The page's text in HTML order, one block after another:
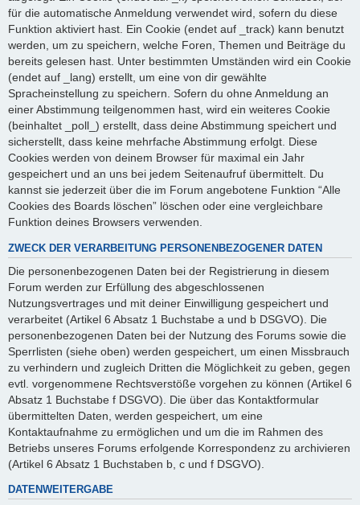
für die automatische Anmeldung verwendet wird, sofern du diese
Funktion aktiviert hast. Ein Cookie (endet auf _track) kann benutzt
werden, um zu speichern, welche Foren, Themen und Beiträge du
bereits gelesen hast. Unter bestimmten Umständen wird ein Cookie
(endet auf _lang) erstellt, um eine von dir gewählte
Spracheinstellung zu speichern. Sofern du ohne Anmeldung an
einer Abstimmung teilgenommen hast, wird ein weiteres Cookie
(beinhaltet _poll_) erstellt, dass deine Abstimmung speichert und
sicherstellt, dass keine mehrfache Abstimmung erfolgt. Diese
Cookies werden von deinem Browser für maximal ein Jahr
gespeichert und an uns bei jedem Seitenaufruf übermittelt. Du
kannst sie jederzeit über die im Forum angebotene Funktion “Alle
Cookies des Boards löschen” löschen oder eine vergleichbare
Funktion deines Browsers verwenden.
ZWECK DER VERARBEITUNG PERSONENBEZOGENER DATEN
Die personenbezogenen Daten bei der Registrierung in diesem
Forum werden zur Erfüllung des abgeschlossenen
Nutzungsvertrages und mit deiner Einwilligung gespeichert und
verarbeitet (Artikel 6 Absatz 1 Buchstabe a und b DSGVO). Die
personenbezogenen Daten bei der Nutzung des Forums sowie die
Sperrlisten (siehe oben) werden gespeichert, um einen Missbrauch
zu verhindern und zugleich Dritten die Möglichkeit zu geben, gegen
evtl. vorgenommene Rechtsverstöße vorgehen zu können (Artikel 6
Absatz 1 Buchstabe f DSGVO). Die über das Kontaktformular
übermittelten Daten, werden gespeichert, um eine
Kontaktaufnahme zu ermöglichen und um die im Rahmen des
Betriebs unseres Forums erfolgende Korrespondenz zu archivieren
(Artikel 6 Absatz 1 Buchstaben b, c und f DSGVO).
DATENWEITERGABE